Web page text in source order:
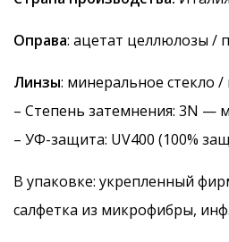
Оправа: ацетат целлюлозы /
Линзы: минеральное стекло
– Степень затемнения: 3N —
– УФ-защита: UV400 (100%
В упаковке: укрепленный
салфетка из микрофибры,